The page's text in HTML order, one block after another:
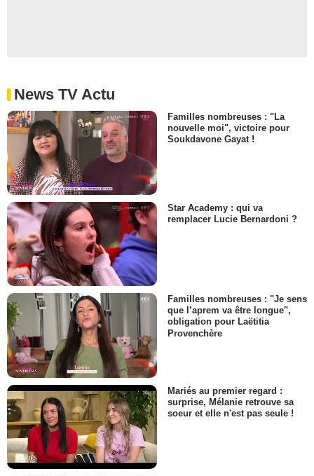
News TV Actu
Familles nombreuses : "La
nouvelle moi", victoire pour
Soukdavone Gayat !
Star Academy : qui va
remplacer Lucie Bernardoni ?
Familles nombreuses : "Je sens
que l’aprem va être longue",
obligation pour Laëtitia
Provenchère
Mariés au premier regard :
surprise, Mélanie retrouve sa
soeur et elle n'est pas seule !